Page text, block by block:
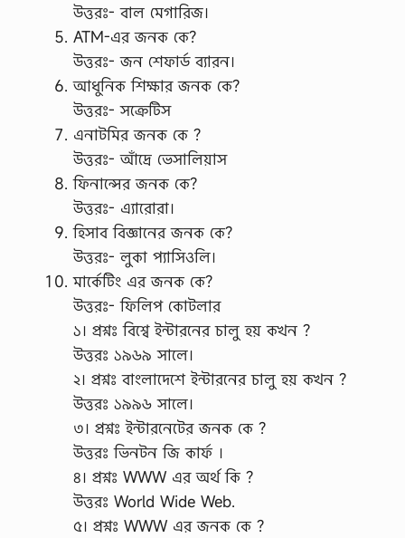
উত্তরঃ- বাল মেগারিজ।
ATM-এর জনক কে?
উত্তরঃ- জন শেফার্ড ব্যারন।
আধুনিক শিক্ষার জনক কে?
উত্তরঃ- সক্রেটিস
এনাটমির জনক কে ?
উত্তরঃ- আঁদ্রে ভেসালিয়াস
ফিনান্সের জনক কে?
উত্তরঃ- এ্যারোরা।
হিসাব বিজ্ঞানের জনক কে?
উত্তরঃ- লুকা প্যাসিওলি।
মার্কেটিং এর জনক কে?
উত্তরঃ- ফিলিপ কোটলার
১। প্রশ্নঃ বিশ্বে ইন্টারনের চালু হয় কখন ?
উত্তরঃ ১৯৬৯ সালে।
২। প্রশ্নঃ বাংলাদেশে ইন্টারনের চালু হয় কখন ?
উত্তরঃ ১৯৯৬ সালে।
৩। প্রশ্নঃ ইন্টারনেটের জনক কে ?
উত্তরঃ ভিনটন জি কার্ফ ।
৪। প্রশ্নঃ WWW এর অর্থ কি ?
উত্তরঃ World Wide Web.
৫। প্রশ্নঃ WWW এর জনক কে ?